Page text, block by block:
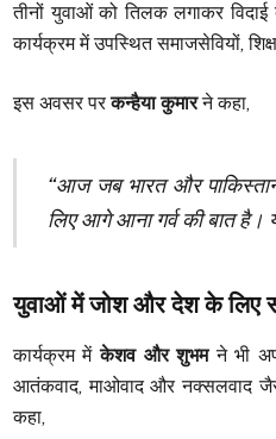
तीनों युवाओं को तिलक लगाकर विदाई
कार्यक्रम में उपस्थित समाजसेवियों,
इस अवसर परकन्हैया कुमारने कहा,
“आज जब भारत और
लिए आगे आना गर्व की बात है।
युवाओं में जोश और देश के लिए
कार्यक्रम मेंकेशव और शुभमने भी
आतंकवाद, माओवाद और नक्सलवाद
कहा,